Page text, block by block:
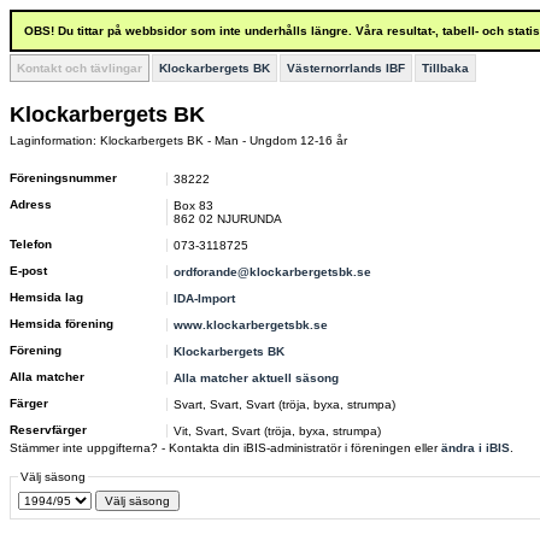
OBS! Du tittar på webbsidor som inte underhålls längre. Våra resultat-, tabell- och
Kontakt och tävlingar Klockarbergets BK Västernorrlands IBF Tillbaka
Klockarbergets BK
Laginformation: Klockarbergets BK - Man - Ungdom 12-16 år
Föreningsnummer
38222
Adress
Box 83
862 02 NJURUNDA
Telefon
073-3118725
E-post
ordforande@klockarbergetsbk.se
Hemsida lag
IDA-Import
Hemsida förening
www.klockarbergetsbk.se
Förening
Klockarbergets BK
Alla matcher
Alla matcher aktuell säsong
Färger
Svart, Svart, Svart (tröja, byxa, strumpa)
Reservfärger
Vit, Svart, Svart (tröja, byxa, strumpa)
Stämmer inte uppgifterna? - Kontakta din iBIS-administratör i föreningen ellerändra i iBIS
Välj säsong